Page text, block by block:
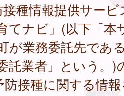
種情報提供サービ
てナビ」(以下「本
が業務委託先であ
託業者」という。)
防接種に関する情